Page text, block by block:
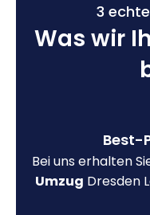
3
Was wir
Best-
Bei uns erhalten
Umzug Dresden